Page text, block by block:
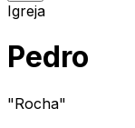
Igreja
Pedro
"Rocha"